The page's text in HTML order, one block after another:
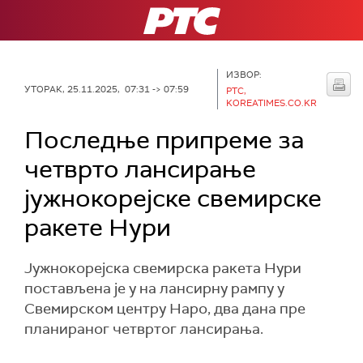
РТС
УТОРАК, 25.11.2025, 07:31 -> 07:59
ИЗВОР:
РТС,
KOREATIMES.CO.KR
Последње припреме за
четврто лансирање
јужнокорејске свемирске
ракете Нури
Јужнокорејска свемирска ракета Нури
постављена је у на лансирну рампу у
Свемирском центру Наро, два дана пре
планираног четвртог лансирања.